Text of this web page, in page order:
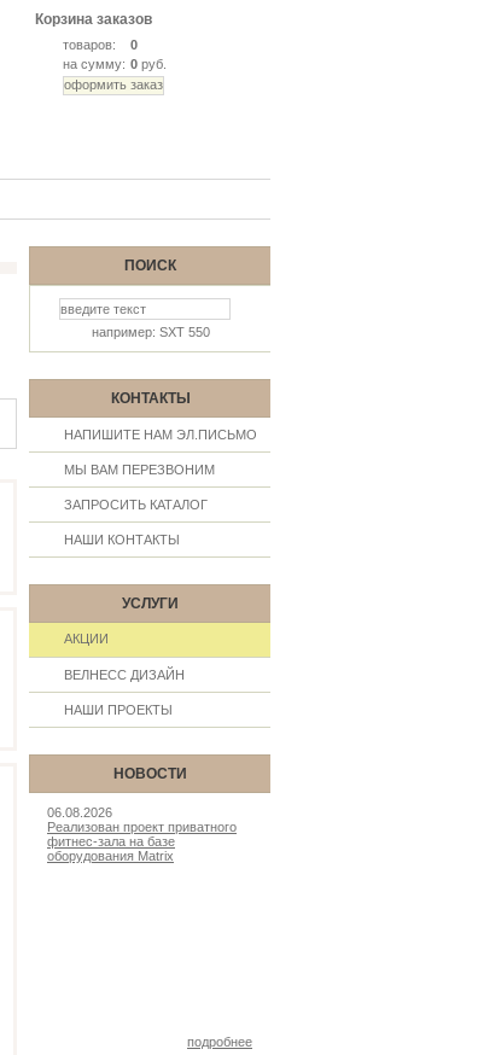
Корзина заказов
товаров:
0
на сумму: 0 руб.
ПОИСК
например: SXT 550
КОНТАКТЫ
НАПИШИТЕ НАМ ЭЛ.ПИСЬМО
МЫ ВАМ ПЕРЕЗВОНИМ
ЗАПРОСИТЬ КАТАЛОГ
НАШИ КОНТАКТЫ
УСЛУГИ
АКЦИИ
ВЕЛНЕСС ДИЗАЙН
НАШИ ПРОЕКТЫ
НОВОСТИ
06.08.2026
Реализован проект приватного
фитнес-зала на базе
оборудования Matrix
подробнее